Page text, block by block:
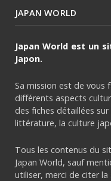
JAPAN WORLD
Japan World est un
Japon.
Sa mission est de vous
différents aspects
des fiches détaillées
littérature, la culture
Tous les contenus du
Japan World, sauf
utiliser, merci de citer la